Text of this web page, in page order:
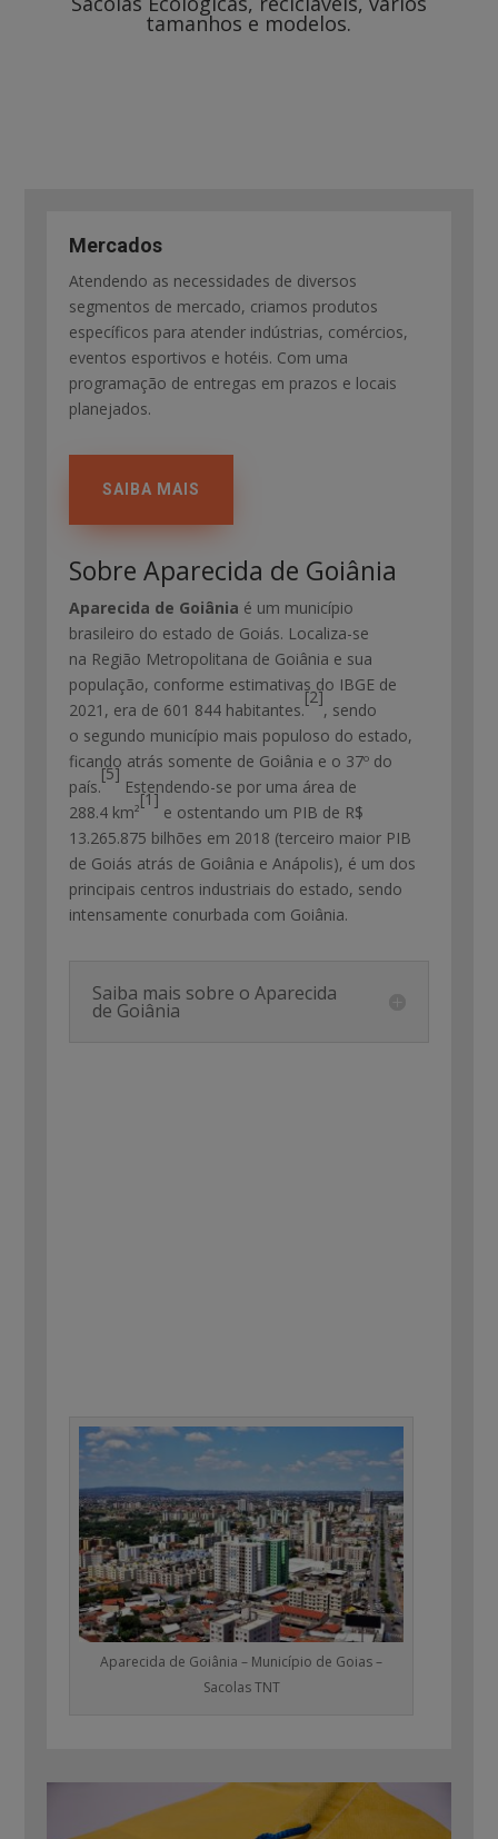
tamanhos e modelos.
Mercados
Atendendo as necessidades de diversos
segmentos de mercado, criamos produtos
específicos para atender indústrias, comércios,
eventos esportivos e hotéis. Com uma
programação de entregas em prazos e locais
planejados.
SAIBA MAIS
Sobre Aparecida de Goiânia
Aparecida de Goiânia é um município
brasileiro do estado de Goiás. Localiza-se
na Região Metropolitana de Goiânia e sua
população, conforme estimativas do IBGE de
2021, era de 601 844 habitantes.
[2]
, sendo
o segundo município mais populoso do estado,
ficando atrás somente de Goiânia e o 37º do
país.
[5]
Estendendo-se por uma área de
288.4 km²
[1]
e ostentando um PIB de R$
13.265.875 bilhões em 2018 (terceiro maior PIB
de Goiás atrás de Goiânia e Anápolis), é um dos
principais centros industriais do estado, sendo
intensamente conurbada com Goiânia.
Saiba mais sobre o Aparecida
de Goiânia
Aparecida de Goiânia – Município de Goias –
Sacolas TNT